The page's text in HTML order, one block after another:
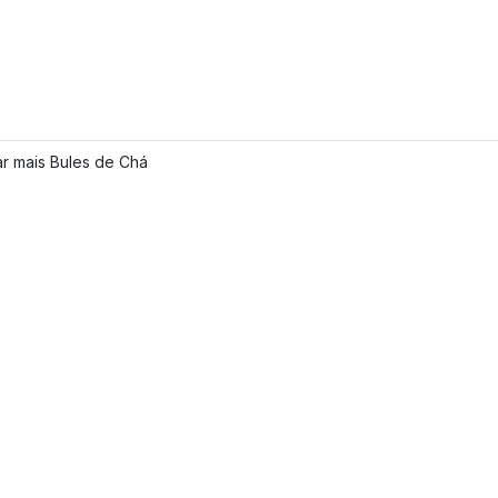
mais Bules de Chá